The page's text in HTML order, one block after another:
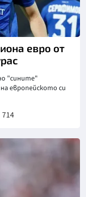
евро от
"сините"
европейското си
714